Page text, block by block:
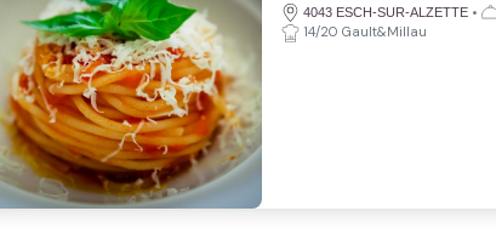
4043 ESCH-SUR-ALZETTE •
14/20 Gault&Millau